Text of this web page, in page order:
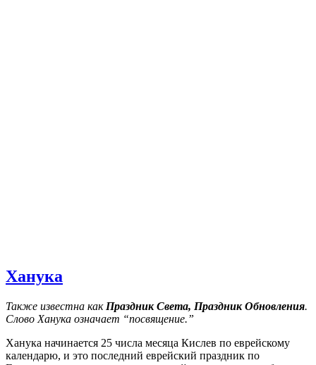
Ханука
Также известна как Праздник Света, Праздник Обновления.
Слово Ханука означает “посвящение.”
Ханука начинается 25 числа месяца Кислев по еврейскому
календарю, и это последний еврейский праздник по